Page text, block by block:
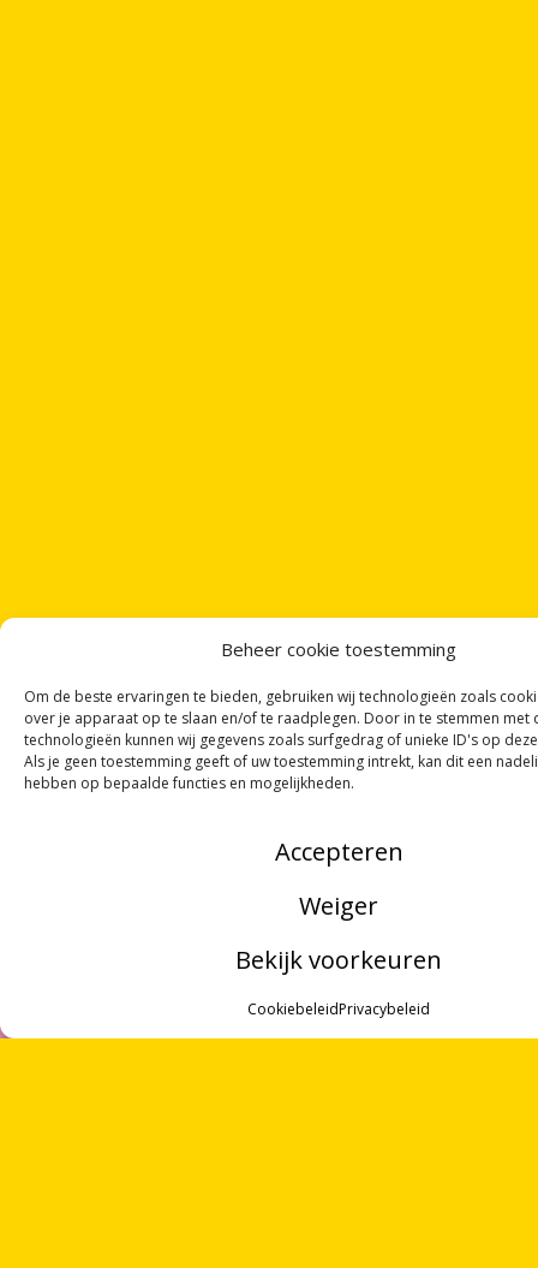
Beheer cookie toestemming
Om de beste ervaringen te bieden, gebruiken wij technologieën zoals
over je apparaat op te slaan en/of te raadplegen. Door in te stemmen met
technologieën kunnen wij gegevens zoals surfgedrag of unieke ID's op
Als je geen toestemming geeft of uw toestemming intrekt, kan dit een
hebben op bepaalde functies en mogelijkheden.
Accepteren
Weiger
Bekijk voorkeuren
CookiebeleidPrivacybeleid
VIER GEDICHTENPER MAAND